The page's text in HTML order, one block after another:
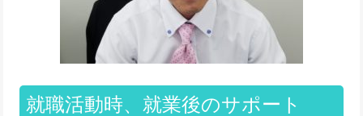
就職活動時、就業後のサポート